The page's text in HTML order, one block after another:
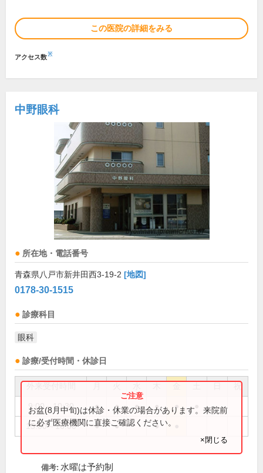
この医院の詳細をみる
アクセス数※
中野眼科
所在地・電話番号
青森県八戸市新井田西3-19-2 [地図]
0178-30-1515
診療科目
眼科
診療/受付時間・休診日
祝
9:00～10:30 ● ● ● ● ●
15:00～16:00 ● ● ●
お盆(8月中旬)は休診・休業の場合があります。来院前
に必ず医療機関に直接ご確認ください。
×閉じる
備考: 水曜は予約制